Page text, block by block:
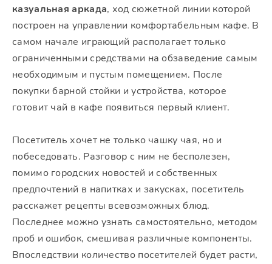
казуальная аркада, ход сюжетной линии которой
построен на управлении комфортабельным кафе. В
самом начале играющий располагает только
ограниченными средствами на обзаведение самым
необходимым и пустым помещением. После
покупки барной стойки и устройства, которое
готовит чай в кафе появиться первый клиент.
Посетитель хочет не только чашку чая, но и
побеседовать. Разговор с ним не бесполезен,
помимо городских новостей и собственных
предпочтений в напитках и закусках, посетитель
расскажет рецепты всевозможных блюд.
Последнее можно узнать самостоятельно, методом
проб и ошибок, смешивая различные компоненты.
Впоследствии количество посетителей будет расти,